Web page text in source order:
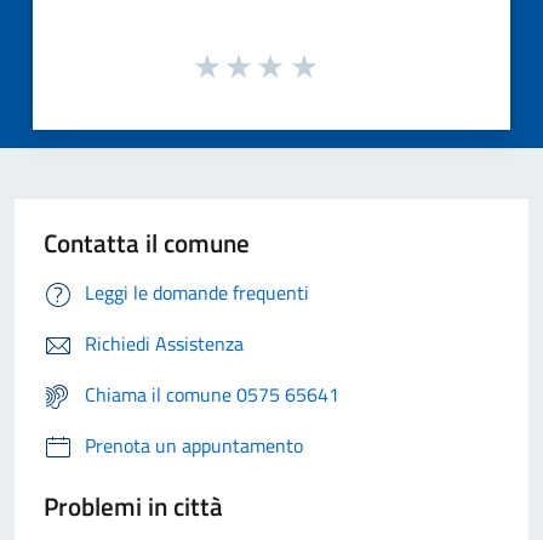
Contatta il comune
Leggi le domande frequenti
Richiedi Assistenza
Chiama il comune 0575 65641
Prenota un appuntamento
Problemi in città